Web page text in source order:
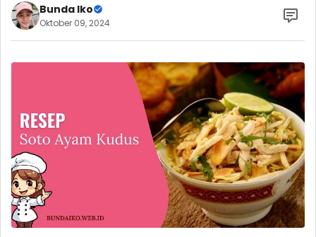
Bunda Iko
Oktober 09, 2024